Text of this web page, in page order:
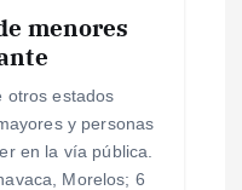
menores
otros estados
y personas
en la vía pública.
Morelos; 6